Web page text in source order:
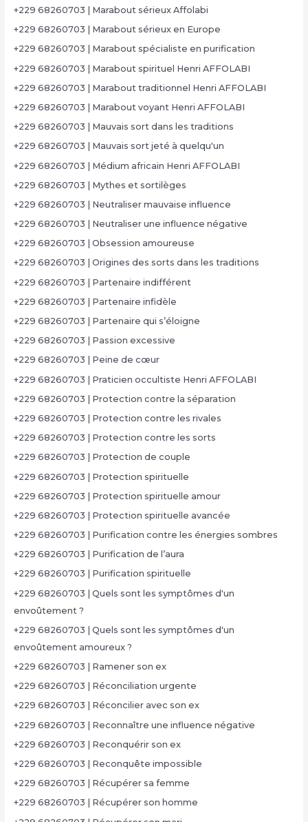
+229 68260703 | Marabout sérieux Affolabi
+229 68260703 | Marabout sérieux en Europe
+229 68260703 | Marabout spécialiste en purification
+229 68260703 | Marabout spirituel Henri AFFOLABI
+229 68260703 | Marabout traditionnel Henri AFFOLABI
+229 68260703 | Marabout voyant Henri AFFOLABI
+229 68260703 | Mauvais sort dans les traditions
+229 68260703 | Mauvais sort jeté à quelqu'un
+229 68260703 | Médium africain Henri AFFOLABI
+229 68260703 | Mythes et sortilèges
+229 68260703 | Neutraliser mauvaise influence
+229 68260703 | Neutraliser une influence négative
+229 68260703 | Obsession amoureuse
+229 68260703 | Origines des sorts dans les traditions
+229 68260703 | Partenaire indifférent
+229 68260703 | Partenaire infidèle
+229 68260703 | Partenaire qui s’éloigne
+229 68260703 | Passion excessive
+229 68260703 | Peine de cœur
+229 68260703 | Praticien occultiste Henri AFFOLABI
+229 68260703 | Protection contre la séparation
+229 68260703 | Protection contre les rivales
+229 68260703 | Protection contre les sorts
+229 68260703 | Protection de couple
+229 68260703 | Protection spirituelle
+229 68260703 | Protection spirituelle amour
+229 68260703 | Protection spirituelle avancée
+229 68260703 | Purification contre les énergies sombres
+229 68260703 | Purification de l’aura
+229 68260703 | Purification spirituelle
+229 68260703 | Quels sont les symptômes d'un
envoûtement ?
+229 68260703 | Quels sont les symptômes d'un
envoûtement amoureux ?
+229 68260703 | Ramener son ex
+229 68260703 | Réconciliation urgente
+229 68260703 | Réconcilier avec son ex
+229 68260703 | Reconnaître une influence négative
+229 68260703 | Reconquérir son ex
+229 68260703 | Reconquête impossible
+229 68260703 | Récupérer sa femme
+229 68260703 | Récupérer son homme